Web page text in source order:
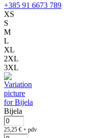
+385 91 6673 789
XS
S
M
L
XL
2XL
3XL
Bijela
25,25 € + pdv